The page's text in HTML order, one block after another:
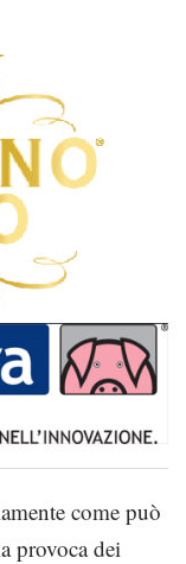
come può
provoca dei